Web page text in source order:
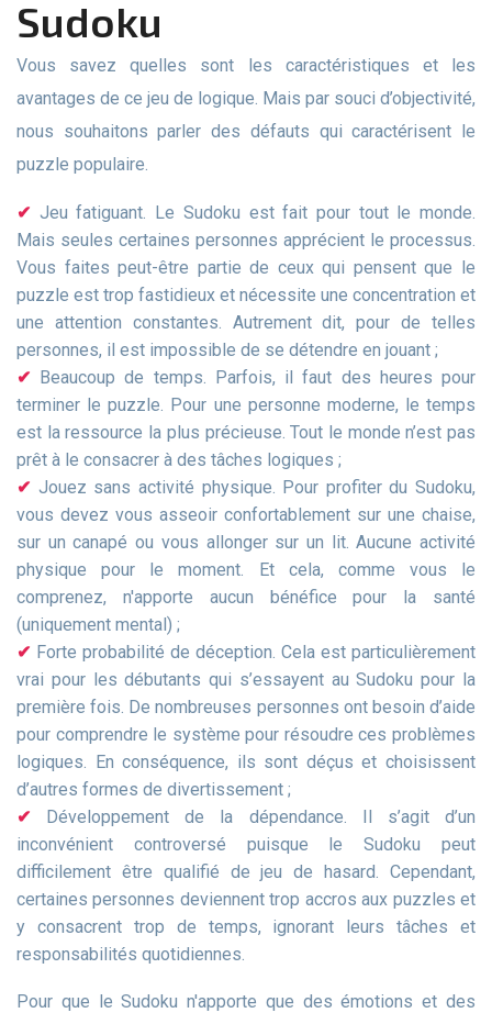
Sudoku
Vous savez quelles sont les caractéristiques et les
avantages de ce jeu de logique. Mais par souci d’objectivité,
nous souhaitons parler des défauts qui caractérisent le
puzzle populaire.
Jeu fatiguant. Le Sudoku est fait pour tout le monde.
Mais seules certaines personnes apprécient le processus.
Vous faites peut-être partie de ceux qui pensent que le
puzzle est trop fastidieux et nécessite une concentration et
une attention constantes. Autrement dit, pour de telles
personnes, il est impossible de se détendre en jouant ;
Beaucoup de temps. Parfois, il faut des heures pour
terminer le puzzle. Pour une personne moderne, le temps
est la ressource la plus précieuse. Tout le monde n’est pas
prêt à le consacrer à des tâches logiques ;
Jouez sans activité physique. Pour profiter du Sudoku,
vous devez vous asseoir confortablement sur une chaise,
sur un canapé ou vous allonger sur un lit. Aucune activité
physique pour le moment. Et cela, comme vous le
comprenez, n'apporte aucun bénéfice pour la santé
(uniquement mental) ;
Forte probabilité de déception. Cela est particulièrement
vrai pour les débutants qui s’essayent au Sudoku pour la
première fois. De nombreuses personnes ont besoin d’aide
pour comprendre le système pour résoudre ces problèmes
logiques. En conséquence, ils sont déçus et choisissent
d’autres formes de divertissement ;
Développement de la dépendance. Il s’agit d’un
inconvénient controversé puisque le Sudoku peut
difficilement être qualifié de jeu de hasard. Cependant,
certaines personnes deviennent trop accros aux puzzles et
y consacrent trop de temps, ignorant leurs tâches et
responsabilités quotidiennes.
Pour que le Sudoku n'apporte que des émotions et des